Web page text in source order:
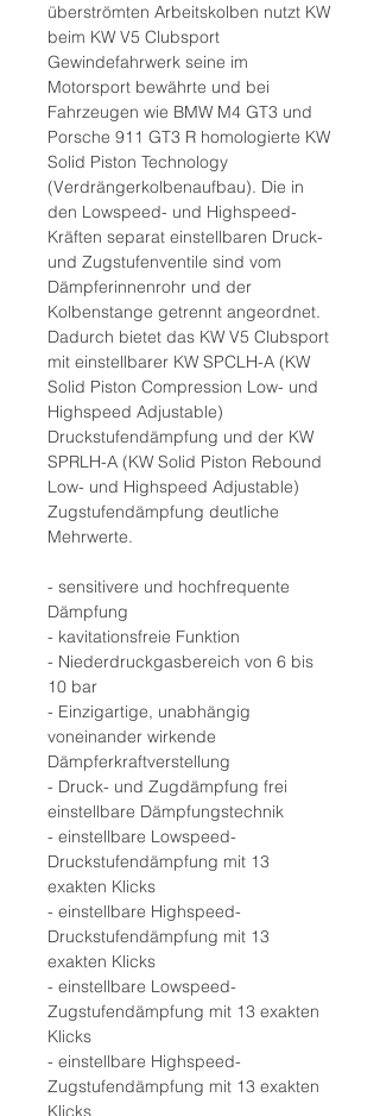
überströmten Arbeitskolben nutzt KW
beim KW V5 Clubsport
Gewindefahrwerk seine im
Motorsport bewährte und bei
Fahrzeugen wie BMW M4 GT3 und
Porsche 911 GT3 R homologierte KW
Solid Piston Technology
(Verdrängerkolbenaufbau). Die in
den Lowspeed- und Highspeed-
Kräften separat einstellbaren Druck-
und Zugstufenventile sind vom
Dämpferinnenrohr und der
Kolbenstange getrennt angeordnet.
Dadurch bietet das KW V5 Clubsport
mit einstellbarer KW SPCLH-A (KW
Solid Piston Compression Low- und
Highspeed Adjustable)
Druckstufendämpfung und der KW
SPRLH-A (KW Solid Piston Rebound
Low- und Highspeed Adjustable)
Zugstufendämpfung deutliche
Mehrwerte.
- sensitivere und hochfrequente
Dämpfung
- kavitationsfreie Funktion
- Niederdruckgasbereich von 6 bis
10 bar
- Einzigartige, unabhängig
voneinander wirkende
Dämpferkraftverstellung
- Druck- und Zugdämpfung frei
einstellbare Dämpfungstechnik
- einstellbare Lowspeed-
Druckstufendämpfung mit 13
exakten Klicks
- einstellbare Highspeed-
Druckstufendämpfung mit 13
exakten Klicks
- einstellbare Lowspeed-
Zugstufendämpfung mit 13 exakten
Klicks
- einstellbare Highspeed-
Zugstufendämpfung mit 13 exakten
Klicks